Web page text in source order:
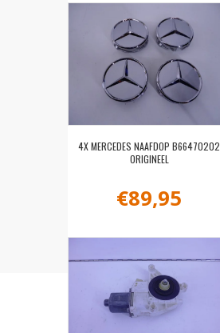
4X MERCEDES NAAFDOP B66470202
ORIGINEEL
€89,95